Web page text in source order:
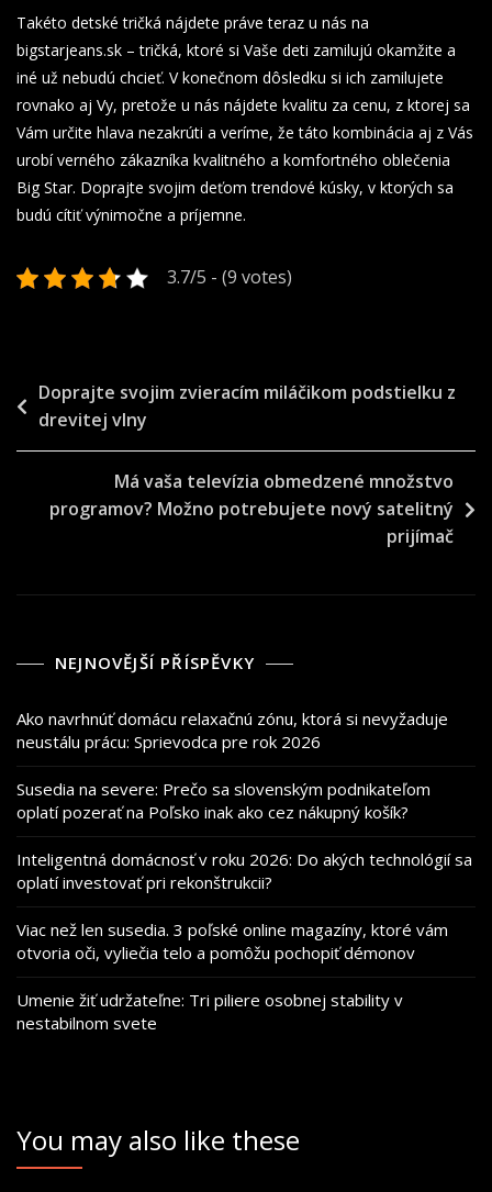
Takéto detské tričká nájdete práve teraz u nás na
bigstarjeans.sk – tričká, ktoré si Vaše deti zamilujú okamžite a
iné už nebudú chcieť. V konečnom dôsledku si ich zamilujete
rovnako aj Vy, pretože u nás nájdete kvalitu za cenu, z ktorej sa
Vám určite hlava nezakrúti a veríme, že táto kombinácia aj z Vás
urobí verného zákazníka kvalitného a komfortného oblečenia
Big Star. Doprajte svojim deťom trendové kúsky, v ktorých sa
budú cítiť výnimočne a príjemne.
3.7/5 - (9 votes)
Navigace
pro
příspěvek
Doprajte svojim zvieracím miláčikom podstielku z
drevitej vlny
Má vaša televízia obmedzené množstvo
programov? Možno potrebujete nový satelitný
prijímač
NEJNOVĚJŠÍ PŘÍSPĚVKY
Ako navrhnúť domácu relaxačnú zónu, ktorá si nevyžaduje
neustálu prácu: Sprievodca pre rok 2026
Susedia na severe: Prečo sa slovenským podnikateľom
oplatí pozerať na Poľsko inak ako cez nákupný košík?
Inteligentná domácnosť v roku 2026: Do akých technológií sa
oplatí investovať pri rekonštrukcii?
Viac než len susedia. 3 poľské online magazíny, ktoré vám
otvoria oči, vyliečia telo a pomôžu pochopiť démonov
Umenie žiť udržateľne: Tri piliere osobnej stability v
nestabilnom svete
You may also like these